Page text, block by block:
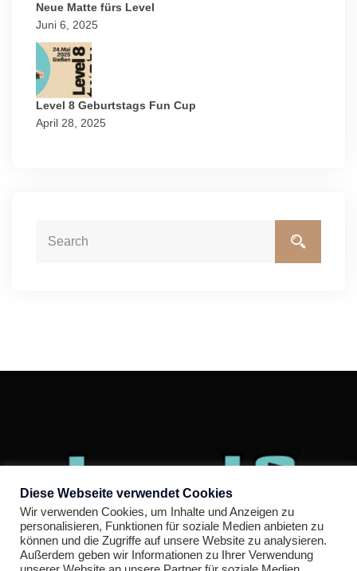
Neue Matte fürs Level
Juni 6, 2025
Level 8 Geburtstags Fun Cup
April 28, 2025
Copyright © level 8 – Boulderhalle Gießen
Diese Webseite verwendet Cookies
Wir verwenden Cookies, um Inhalte und Anzeigen zu
personalisieren, Funktionen für soziale Medien anbieten zu
können und die Zugriffe auf unsere Website zu analysieren.
Außerdem geben wir Informationen zu Ihrer Verwendung